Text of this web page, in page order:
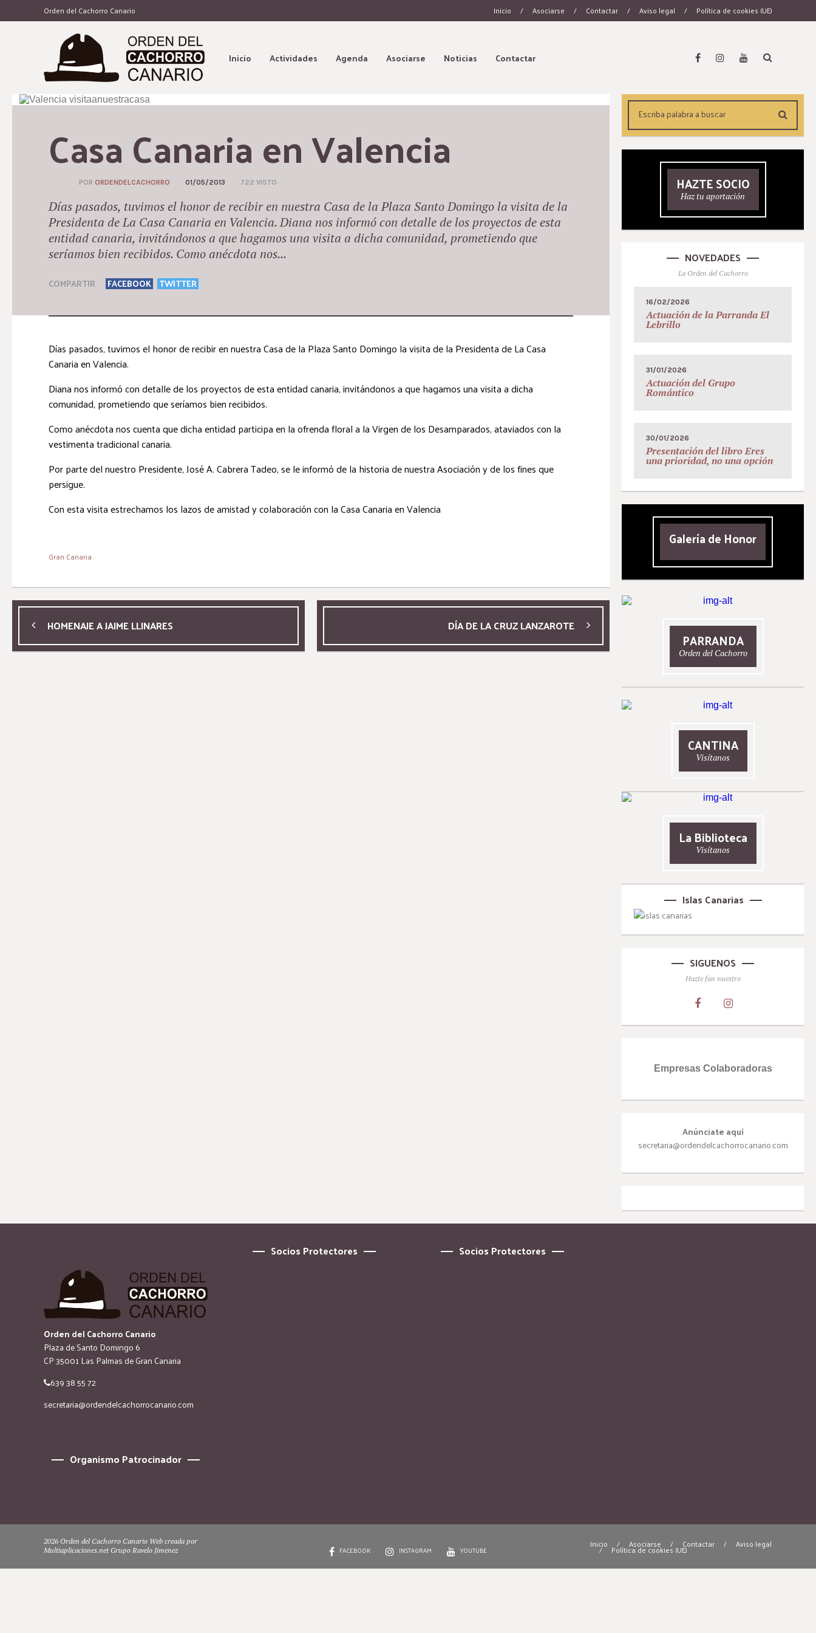
Orden del Cachorro Canario Inicio / Asociarse / Contactar / Aviso legal / Política de cookies (UE)
Inicio Actividades Agenda Asociarse Noticias Contactar
Casa Canaria en Valencia
POR ORDENDELCACHORRO 01/05/2013 722 VISTO
Días pasados, tuvimos el honor de recibir en nuestra Casa de la Plaza Santo Domingo la visita de la
Presidenta de La Casa Canaria en Valencia. Diana nos informó con detalle de los proyectos de esta
entidad canaria, invitándonos a que hagamos una visita a dicha comunidad, prometiendo que
seríamos bien recibidos. Como anécdota nos...
COMPARTIR FACEBOOK TWITTER
Días pasados, tuvimos el honor de recibir en nuestra Casa de la Plaza Santo Domingo la visita de la Presidenta de La Casa
Canaria en Valencia.
Diana nos informó con detalle de los proyectos de esta entidad canaria, invitándonos a que hagamos una visita a dicha
comunidad, prometiendo que seríamos bien recibidos.
Como anécdota nos cuenta que dicha entidad participa en la ofrenda floral a la Virgen de los Desamparados, ataviados con la
vestimenta tradicional canaria.
Por parte del nuestro Presidente, José A. Cabrera Tadeo, se le informó de la historia de nuestra Asociación y de los fines que
persigue.
Con esta visita estrechamos los lazos de amistad y colaboración con la Casa Canaria en Valencia
Gran Canaria
HOMENAJE A JAIME LLINARES DÍA DE LA CRUZ LANZAROTE
HAZTE SOCIO
Haz tu aportación
NOVEDADES
La Orden del Cachorro
16/02/2026
Actuación de la Parranda El
Lebrillo
31/01/2026
Actuación del Grupo
Romántico
30/01/2026
Presentación del libro Eres
una prioridad, no una opción
Galería de Honor
PARRANDA
Orden del Cachorro
CANTINA
Visítanos
La Biblioteca
Visítanos
Islas Canarias
SIGUENOS
Hazte fan nuestro
Empresas Colaboradoras
Anúnciate aquí
secretaria@ordendelcachorrocanario.com
Orden del Cachorro Canario
Plaza de Santo Domingo 6
CP 35001 Las Palmas de Gran Canaria
639 38 55 72
secretaria@ordendelcachorrocanario.com
Socios Protectores Socios Protectores
Organismo Patrocinador
2026 Orden del Cachorro Canario Web creada por
Multiaplicaciones.net Grupo Ravelo Jimenez
FACEBOOK INSTAGRAM YOUTUBE Inicio / Asociarse / Contactar / Aviso legal
/ Política de cookies (UE)